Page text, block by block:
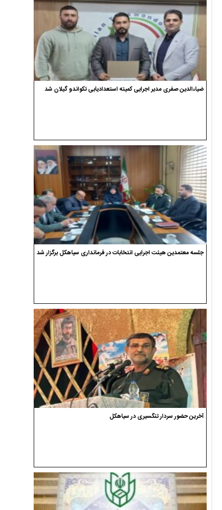
ضیاءالدین صفری مدیر اجرایی کمیته استعدادیابی تکواندو گیلان شد
جلسه معتمدین هیئت اجرایی انتخابات در فرمانداری سیاهکل برگزار شد
آخرین حضور سردار تنگسیری در سیاهکل